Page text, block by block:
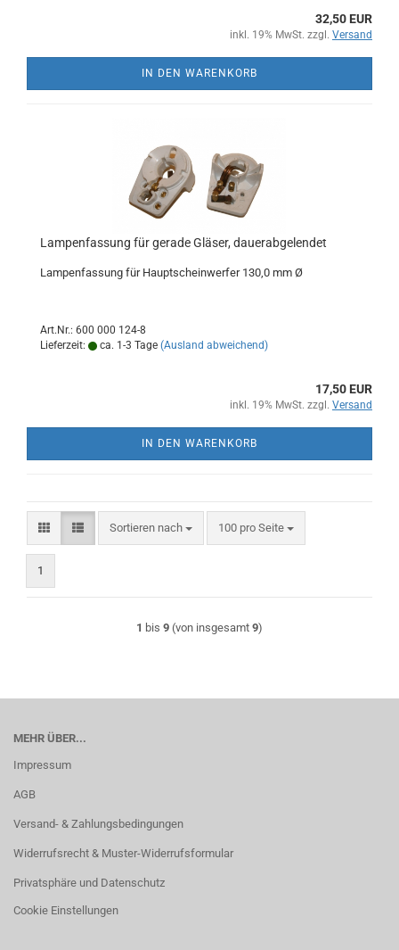
32,50 EUR
inkl. 19% MwSt. zzgl. Versand
IN DEN WARENKORB
Lampenfassung für gerade Gläser, dauerabgelendet
Lampenfassung für Hauptscheinwerfer 130,0 mm Ø
Art.Nr.: 600 000 124-8
Lieferzeit:
ca. 1-3 Tage (Ausland abweichend)
17,50 EUR
inkl. 19% MwSt. zzgl. Versand
IN DEN WARENKORB
Sortieren nach
Sortieren nach 100 pro Seite
pro Seite
1
1 bis 9 (von insgesamt 9)
MEHR ÜBER...
Impressum
AGB
Versand- & Zahlungsbedingungen
Widerrufsrecht & Muster-Widerrufsformular
Privatsphäre und Datenschutz
Cookie Einstellungen